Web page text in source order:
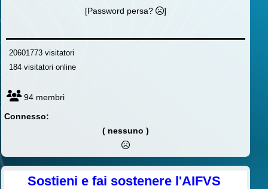
[Password persa? ]
20601773 visitatori
184 visitatori online
94 membri
Connesso:
( nessuno )
Sostieni e fai sostenere l'AIFVS